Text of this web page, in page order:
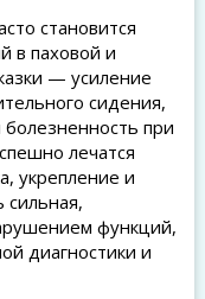
становится
в паховой и
— усиление
сидения,
при
лечатся
укрепление и
сильная,
функций,
диагностики и